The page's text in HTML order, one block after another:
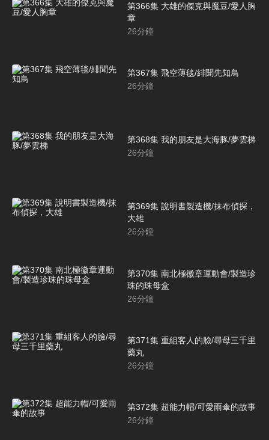
第366集 大雄的傑克與魔豆/愛人胸
章
26分鐘
第367集 飛空薄毯/緋聞先知鳥
26分鐘
第368集 我的朋友是大海豚/夢雲梯
26分鐘
第369集 說明書製造機/抹布偵探，
大雄
26分鐘
第370集 南北極徽章運動會/製造珍
珠的珠母盒
26分鐘
第371集 重組客人的臉/尋母三千里
藥丸
26分鐘
第372集 超能力帽/可愛雨傘的故事
26分鐘